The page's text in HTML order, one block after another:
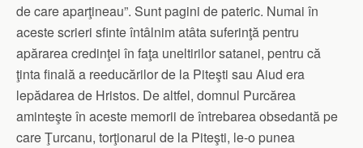
de care aparţineau”. Sunt pagini de pateric. Numai în
aceste scrieri sfinte întâlnim atâta suferinţă pentru
apărarea credinţei în faţa uneltirilor satanei, pentru că
ţinta finală a reeducărilor de la Piteşti sau Aiud era
lepădarea de Hristos. De altfel, domnul Purcărea
aminteşte în aceste memorii de întrebarea obsedantă pe
care Ţurcanu, torţionarul de la Piteşti, le-o punea